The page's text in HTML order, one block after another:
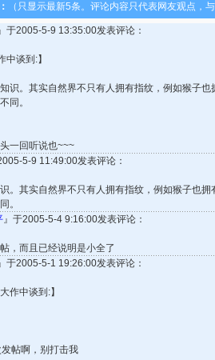
（只显示最新5条。评论内容只代表网友观点，
于2005-5-9 13:35:00发表评论：
中谈到:】
识。其实自然界不只有人拥有指纹，例如猴子
同。
一回听说也~~~
5-9 11:49:00发表评论：
。其实自然界不只有人拥有指纹，例如猴子也
。
』于2005-5-4 9:16:00发表评论：
，而且已经说明是小全了
于2005-5-1 19:26:00发表评论：
作中谈到:】
帖啊，别打击我